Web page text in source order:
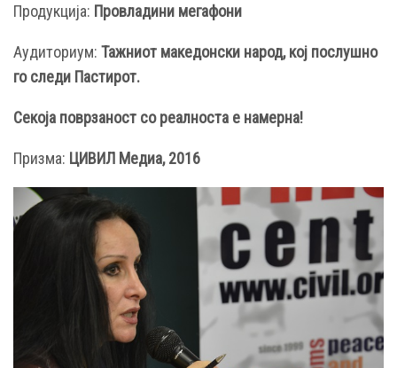
Продукција: Провладини мегафони
Аудиториум: Тажниот македонски народ, кој послушно
го следи Пастирот.
Секоја поврзаност со реалноста е намерна!
Призма: ЦИВИЛ Медиа, 2016